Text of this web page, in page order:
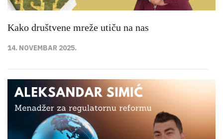
Kako društvene mreže utiču na nas
14. NOVEMBAR 2025.